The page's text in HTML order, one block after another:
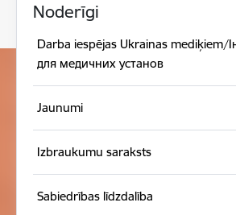
Noderīgi
Darba iespējas Ukrainas mediķiem/
для медичних установ
Jaunumi
Izbraukumu saraksts
Sabiedrības līdzdalība